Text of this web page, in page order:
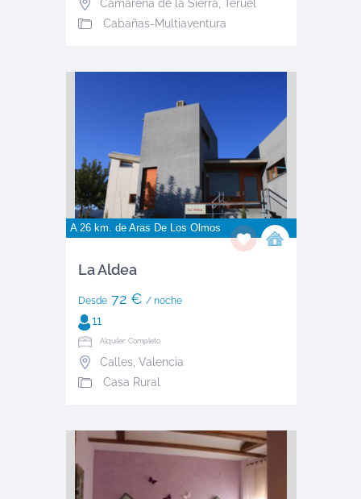
Camarena de la Sierra Teruel
Cabañas-Multiaventura
A 26 km. de Aras De Los Olmos
La Aldea
Desde72 € / noche
11
Alquiler: Completo
Calles, Valencia
Casa Rural